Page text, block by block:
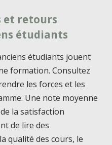
et retours
étudiants
étudiants jouent
formation. Consultez
les forces et les
Une note moyenne
la satisfaction
de lire des
qualité des cours, le